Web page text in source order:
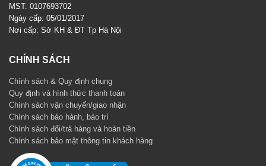
MST: 0107693702
Ngày cấp: 05/01/2017
Nơi cấp: Sở KH & ĐT Tp Hà Nội
CHÍNH SÁCH
Chính sách & Quy định chung
Quy định và hình thức thanh toán
Chính sách vận chuyển/giao nhận
Chính sách bảo hành, bảo trì
Chính sách đổi/trả hàng và hoàn tiền
Chính sách bảo mật thông tin khách hàng